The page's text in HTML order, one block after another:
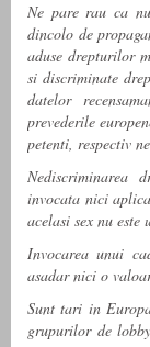
Ne pare rau ca
dincolo de
aduse drepturilor
si discriminate
datelor
prevederile
petenti, respectiv
Nediscriminarea
invocata nici
acelasi sex nu
Invocarea unui
asadar nici o
Sunt tari in
grupurilor de